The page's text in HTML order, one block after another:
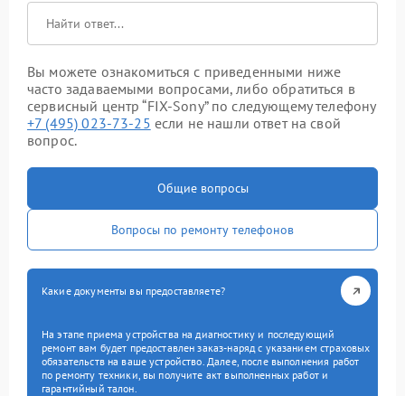
Вы можете ознакомиться с приведенными ниже
часто задаваемыми вопросами, либо обратиться в
сервисный центр “FIX-Sony” по следующему телефону
+7 (495) 023-73-25 если не нашли ответ на свой
вопрос.
Общие вопросы
Вопросы по ремонту телефонов
Какие документы вы предоставляете?
На этапе приема устройства на диагностику и последующий
ремонт вам будет предоставлен заказ-наряд с указанием страховых
обязательств на ваше устройство. Далее, после выполнения работ
по ремонту техники, вы получите акт выполненных работ и
гарантийный талон.